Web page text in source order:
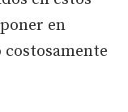
en